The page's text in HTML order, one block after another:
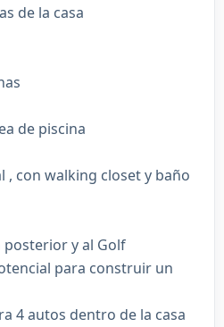
de la casa
de piscina
con walking closet y baño
posterior y al Golf
para construir un
4 autos dentro de la casa